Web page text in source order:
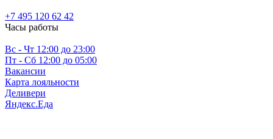
‎+7 495 120 62 42
Часы работы
Вс - Чт 12:00 до 23:00
Пт - Сб 12:00 до 05:00
Вакансии
Карта лояльности
Деливери
Яндекс.Еда